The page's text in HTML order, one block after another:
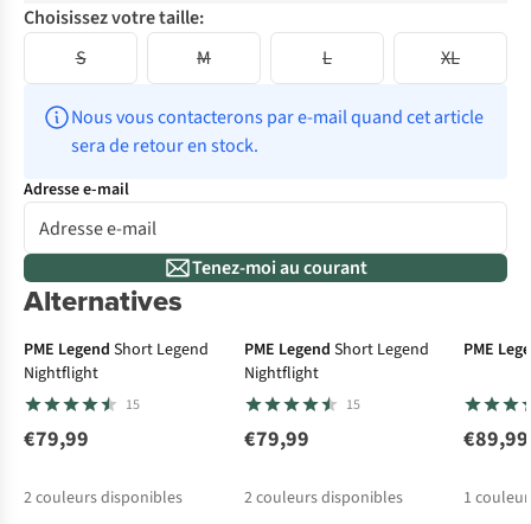
Choisissez votre taille:
S
M L XL
Nous vous contacterons par e-mail quand cet article
sera de retour en stock.
Adresse e-mail
Tenez-moi au courant
Alternatives
PME Legend Short Legend
Nightflight
15
€79,99
2couleurs disponibles
PME Legend Short Legend
Nightflight
15
€79,99
2couleurs disponibles
PME
€89,99
1